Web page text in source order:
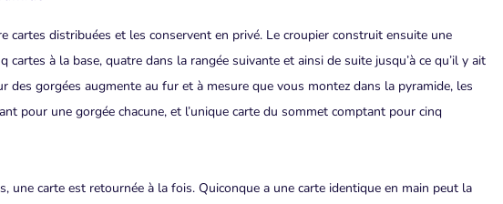
cartes distribuées et les conservent en privé. Le croupier construit ensuite une
cartes à la base, quatre dans la rangée suivante et ainsi de suite jusqu’à ce qu’il y ait
des gorgées augmente au fur et à mesure que vous montez dans la pyramide, les
pour une gorgée chacune, et l’unique carte du sommet comptant pour cinq
une carte est retournée à la fois. Quiconque a une carte identique en main peut la